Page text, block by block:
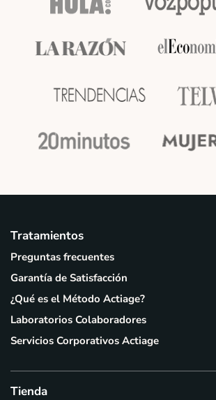
Tratamientos
Preguntas frecuentes
Garantía de Satisfacción
¿Qué es el Método Actiage?
Laboratorios Colaboradores
Servicios Corporativos Actiage
Tienda